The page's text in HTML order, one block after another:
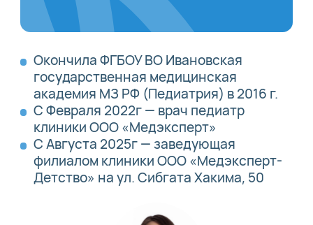
Окончила ФГБОУ ВО Ивановская
государственная медицинская
академия МЗ РФ (Педиатрия) в 2016 г.
С Февраля 2022г — врач педиатр
клиники ООО «Медэксперт»
С Августа 2025г — заведующая
филиалом клиники ООО «Медэксперт-
Детство» на ул. Сибгата Хакима, 50